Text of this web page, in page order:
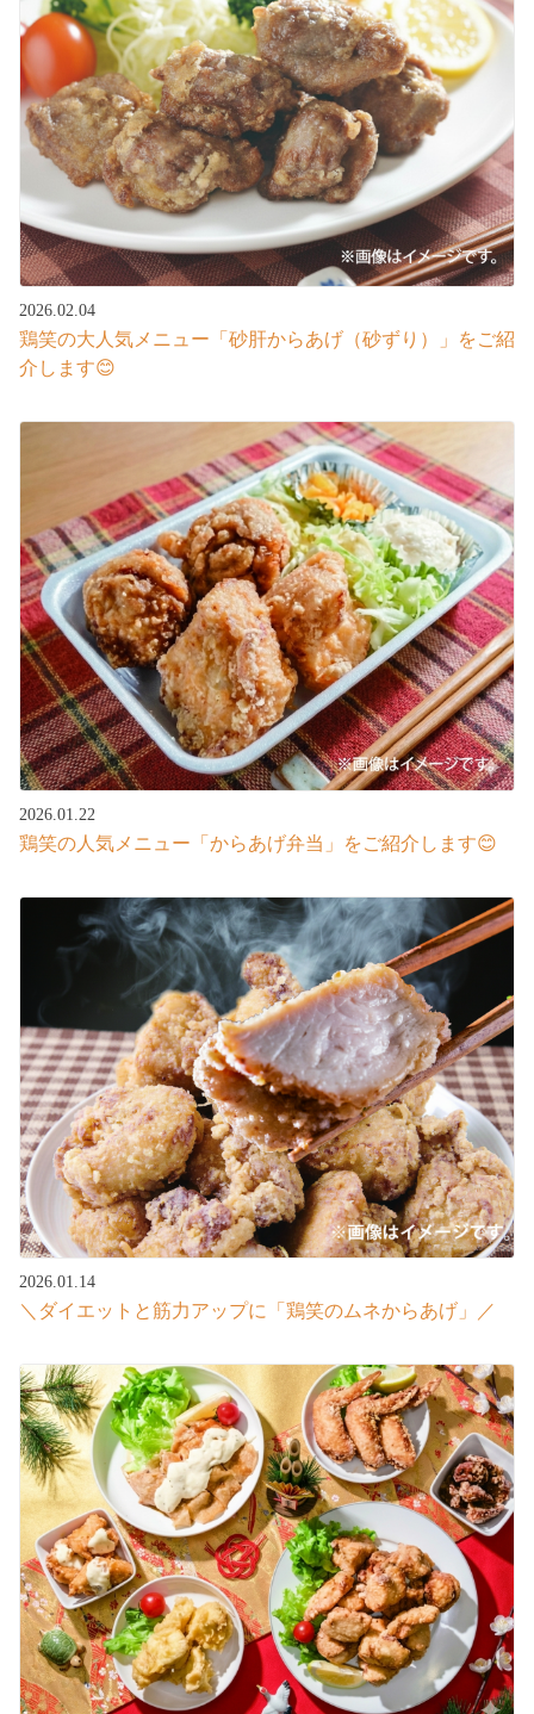
2026.02.04
鶏笑の大人気メニュー「砂肝からあげ（砂ずり）」をご紹
介します😊
2026.01.22
鶏笑の人気メニュー「からあげ弁当」をご紹介します😊
2026.01.14
＼ダイエットと筋力アップに「鶏笑のムネからあげ」／